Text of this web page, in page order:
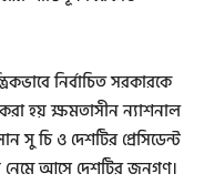
নির্বাচিত সরকারকে
করা হয় ক্ষমতাসীন ন্যাশনাল
সু চি ও দেশটির প্রেসিডেন্ট
নেমে আসে দেশটির জনগণ।